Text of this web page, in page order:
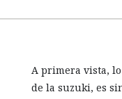
A primera vista,
de la suzuki, es